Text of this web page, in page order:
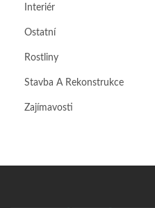
Interiér
Ostatní
Rostliny
Stavba A Rekonstrukce
Zajímavosti